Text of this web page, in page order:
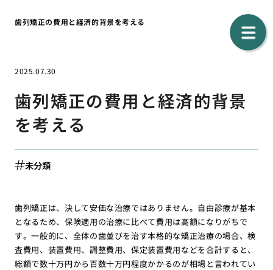
歯列矯正の費用と経済的背景を考える
2025.07.30
歯列矯正の費用と経済的背景
を考える
未分類
歯列矯正は、決して安価な治療ではありません。自由診療が基本
となるため、保険適用の治療に比べて費用は高額になりがちで
す。一般的に、全体の歯並びを治す本格的な矯正治療の場合、検
査費用、装置費用、調整費用、保定装置費用などを合計すると、
総額で数十万円から百数十万円程度かかるのが相場と言われてい